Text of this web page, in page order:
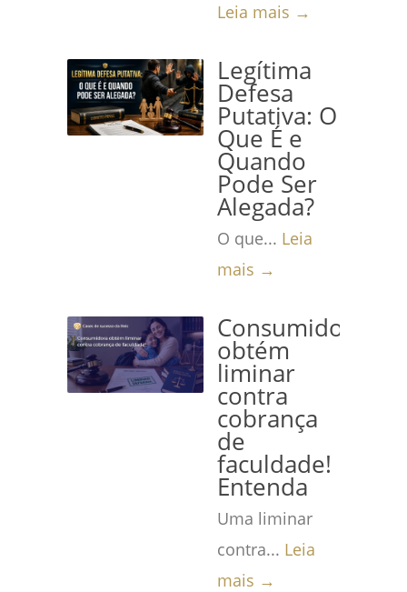
Leia mais →
Legítima
Defesa
Putativa: O
Que É e
Quando
Pode Ser
Alegada?
O que... Leia
mais →
Consumidora
obtém
liminar
contra
cobrança
de
faculdade!
Entenda
Uma liminar
contra... Leia
mais →